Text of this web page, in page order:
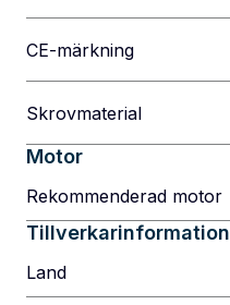
CE-märkning
Skrovmaterial
Motor
Rekommenderad motor
Tillverkarinformation
Land